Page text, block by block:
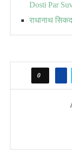
Dosti Par
राधानाथ
0